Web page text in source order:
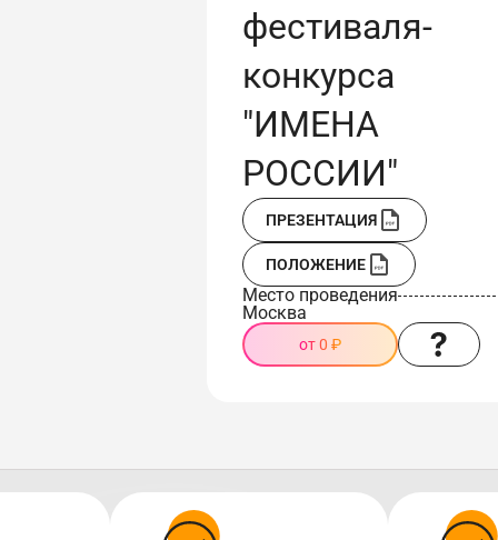
фестиваля-
конкурса
"ИМЕНА
РОССИИ"
ПРЕЗЕНТАЦИЯ
ПОЛОЖЕНИЕ
Место проведения
Москва
от 0 ₽